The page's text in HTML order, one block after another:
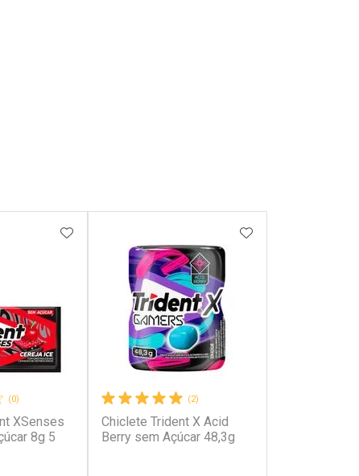
(0)
XSenses
8g 5
ADICIONAR AOS FAVORITOS
(2)
Chiclete Trident X Acid
Berry sem Açúcar 48,3g
ADICIONAR AOS